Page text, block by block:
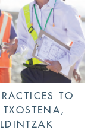
TO